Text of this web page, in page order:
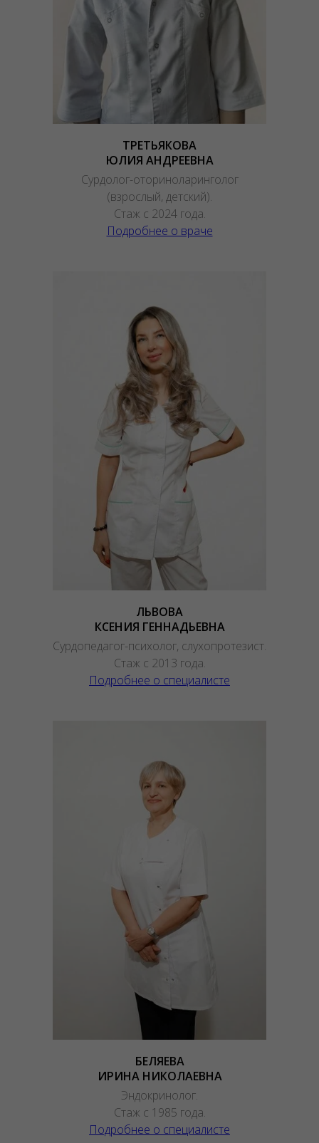
ТРЕТЬЯКОВА
ЮЛИЯ АНДРЕЕВНА
Сурдолог-оториноларинголог
(взрослый, детский).
Стаж с 2024 года.
Подробнее о враче
ЛЬВОВА
КСЕНИЯ ГЕННАДЬЕВНА
Сурдопедагог-психолог, слухопротезист.
Стаж с 2013 года.
Подробнее о специалисте
БЕЛЯЕВА
ИРИНА НИКОЛАЕВНА
Эндокринолог.
Стаж с 1985 года.
Подробнее о специалисте